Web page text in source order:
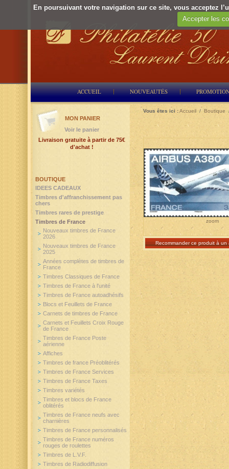
En poursuivant votre navigation sur ce site, vous acceptez
Accepter les
ACCUEIL NOUVEAUTÉS
Vous êtes ici :Accueil / Boutique
zoom
Recommander ce produit à un
BOUTIQUE
IDEES CADEAUX
Timbres d'affranchissement pas
chers
Timbres rares de prestige
Timbres de France
Nouveaux timbres de France
2026
Nouveaux timbres de France
2025
Années complètes de timbres de
France
Timbres Classiques de France
Timbres de France à l'unité
Timbres de France autoadhésifs
Blocs et Feuillets de France
Carnets de timbres de France
Carnets et Feuillets Croix Rouge
de France
Timbres de France Poste
aérienne
Affiches
Timbres de france Préoblitérés
Timbres de France Services
Timbres de France Taxes
Timbres variétés
Timbres et blocs de France
oblitérés
Timbres de France neufs avec
charnières
Timbres de France personnalisés
Timbres de France numéros
rouges de roulettes
Timbres de L.V.F.
Timbres de Radiodiffusion
MON PANIER
Voir le panier
Livraison gratuite à partir de 75€
d'achat !